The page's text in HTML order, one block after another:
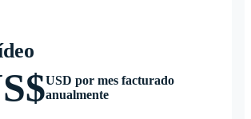
USD por mes facturado
anualmente